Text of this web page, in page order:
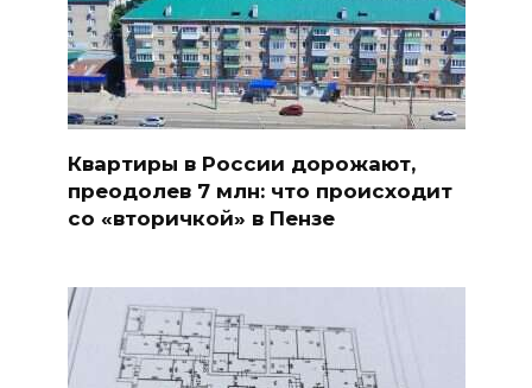
Квартиры в России дорожают,
преодолев 7 млн: что происходит
со «вторичкой» в Пензе